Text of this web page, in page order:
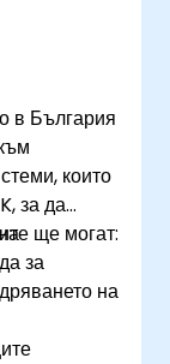
в България
които
за да
ще могат:
за
на